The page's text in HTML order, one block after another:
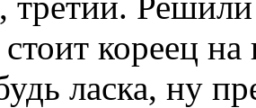
кореец на
ласка, ну